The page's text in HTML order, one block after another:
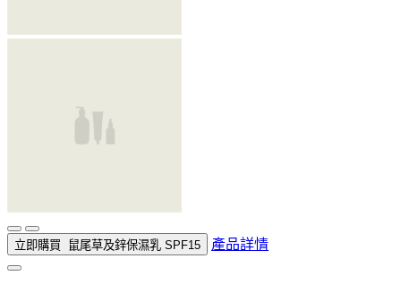
立即購買 鼠尾草及鋅保濕乳 SPF15 產品詳情